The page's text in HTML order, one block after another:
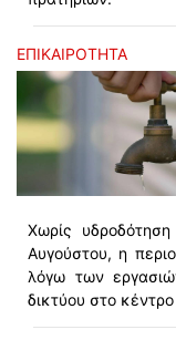
ΕΠΙΚΑΙΡΟΤΗΤΑ
Χωρίς
Αυγούστου, η
λόγω των
δικτύου στο